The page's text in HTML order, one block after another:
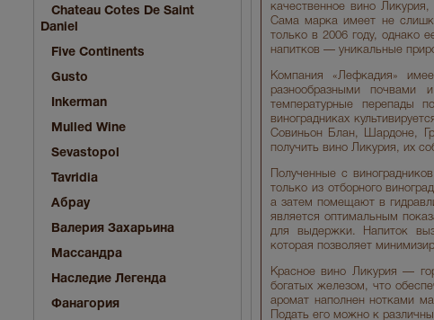
Chateau Cotes De Saint
Daniel
Five Continents
Gusto
Inkerman
Mulled Wine
Sevastopol
Tavridia
Абрау
Валерия Захарьина
Массандра
Наследие Легенда
Фанагория
качественное вино
Сама марка имеет не
только в 2006 году, однако
напитков — уникальные
Компания «Лефкадия»
разнообразными почвами
температурные перепады
виноградниках
Совиньон Блан, Шардоне,
получить вино Ликурия, их
Полученные с
только из отборного
а затем помещают в
является оптимальным
для выдержки. Напиток
которая позволяет
Красное вино Ликурия —
богатых железом, что
аромат наполнен нотками
Подать его можно к